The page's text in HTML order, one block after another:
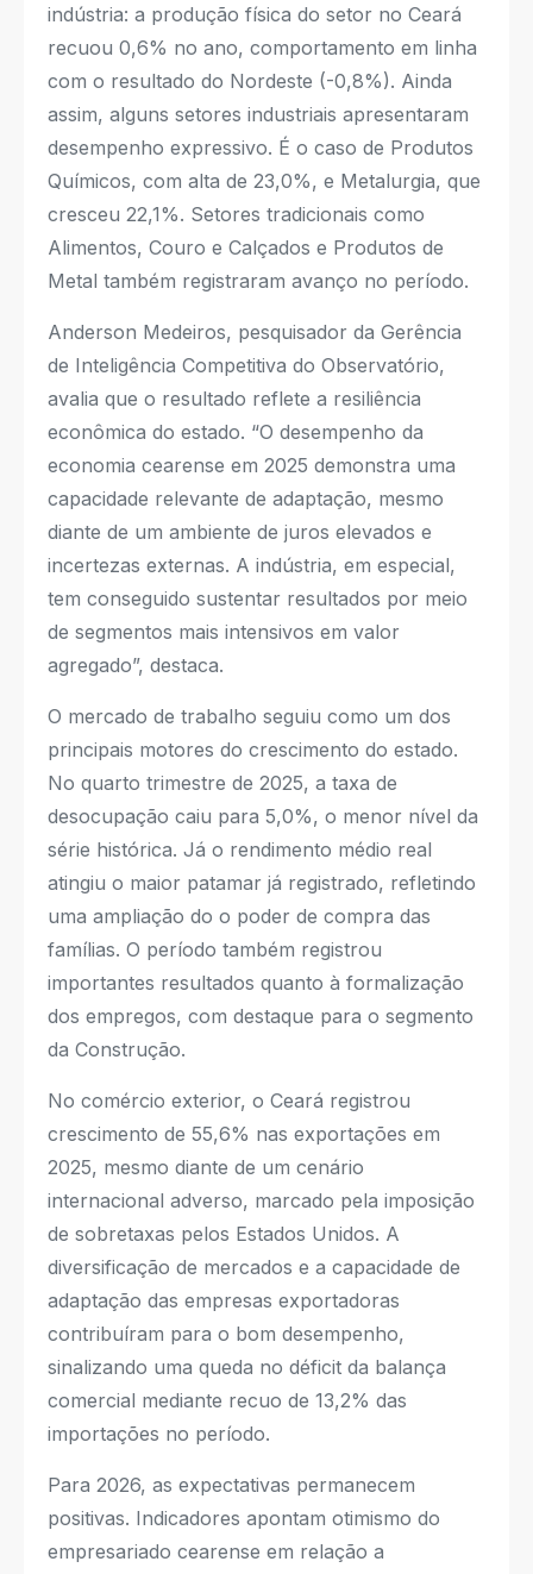
indústria: a produção física do setor no Ceará
recuou 0,6% no ano, comportamento em linha
com o resultado do Nordeste (-0,8%). Ainda
assim, alguns setores industriais apresentaram
desempenho expressivo. É o caso de Produtos
Químicos, com alta de 23,0%, e Metalurgia, que
cresceu 22,1%. Setores tradicionais como
Alimentos, Couro e Calçados e Produtos de
Metal também registraram avanço no período.
Anderson Medeiros, pesquisador da Gerência
de Inteligência Competitiva do Observatório,
avalia que o resultado reflete a resiliência
econômica do estado. “O desempenho da
economia cearense em 2025 demonstra uma
capacidade relevante de adaptação, mesmo
diante de um ambiente de juros elevados e
incertezas externas. A indústria, em especial,
tem conseguido sustentar resultados por meio
de segmentos mais intensivos em valor
agregado”, destaca.
O mercado de trabalho seguiu como um dos
principais motores do crescimento do estado.
No quarto trimestre de 2025, a taxa de
desocupação caiu para 5,0%, o menor nível da
série histórica. Já o rendimento médio real
atingiu o maior patamar já registrado, refletindo
uma ampliação do o poder de compra das
famílias. O período também registrou
importantes resultados quanto à formalização
dos empregos, com destaque para o segmento
da Construção.
No comércio exterior, o Ceará registrou
crescimento de 55,6% nas exportações em
2025, mesmo diante de um cenário
internacional adverso, marcado pela imposição
de sobretaxas pelos Estados Unidos. A
diversificação de mercados e a capacidade de
adaptação das empresas exportadoras
contribuíram para o bom desempenho,
sinalizando uma queda no déficit da balança
comercial mediante recuo de 13,2% das
importações no período.
Para 2026, as expectativas permanecem
positivas. Indicadores apontam otimismo do
empresariado cearense em relação a